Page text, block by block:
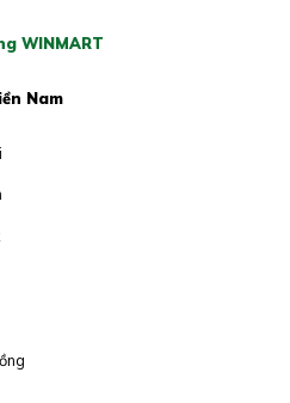
WINMART
Nam